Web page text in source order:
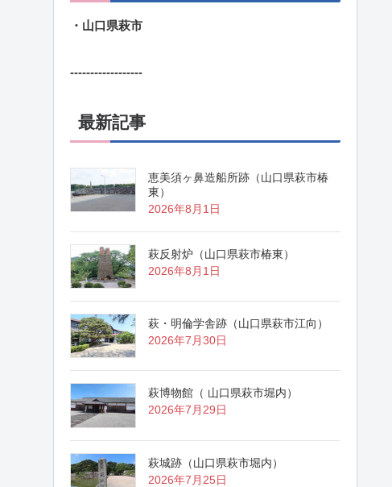
・山口県萩市
------------------
最新記事
恵美須ヶ鼻造船所跡（山口県萩市椿
東）
2026年8月1日
萩反射炉（山口県萩市椿東）
2026年8月1日
萩・明倫学舎跡（山口県萩市江向）
2026年7月30日
萩博物館（ 山口県萩市堀内）
2026年7月29日
萩城跡（山口県萩市堀内）
2026年7月25日